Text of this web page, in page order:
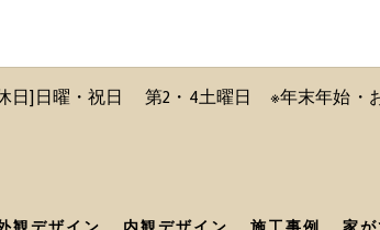
休日]日曜・祝日 第2・4土曜日 ※年末年始・